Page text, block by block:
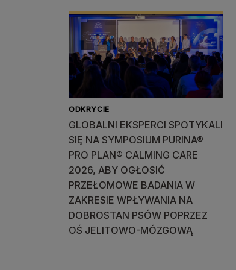
ODKRYCIE
GLOBALNI EKSPERCI SPOTYKALI
SIĘ NA SYMPOSIUM PURINA®
PRO PLAN® CALMING CARE
2026, ABY OGŁOSIĆ
PRZEŁOMOWE BADANIA W
ZAKRESIE WPŁYWANIA NA
DOBROSTAN PSÓW POPRZEZ
OŚ JELITOWO-MÓZGOWĄ